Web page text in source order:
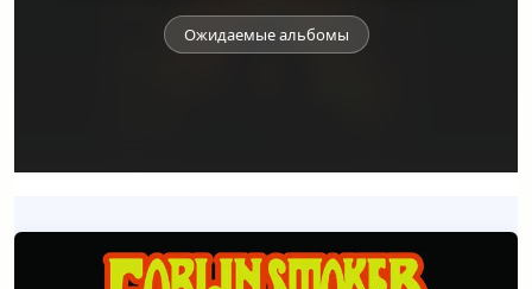
Ожидаемые альбомы